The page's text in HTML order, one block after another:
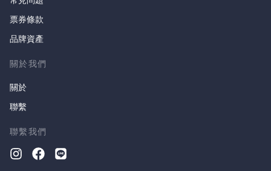
票券條款
品牌資產
關於我們
關於
聯繫
聯繫我們